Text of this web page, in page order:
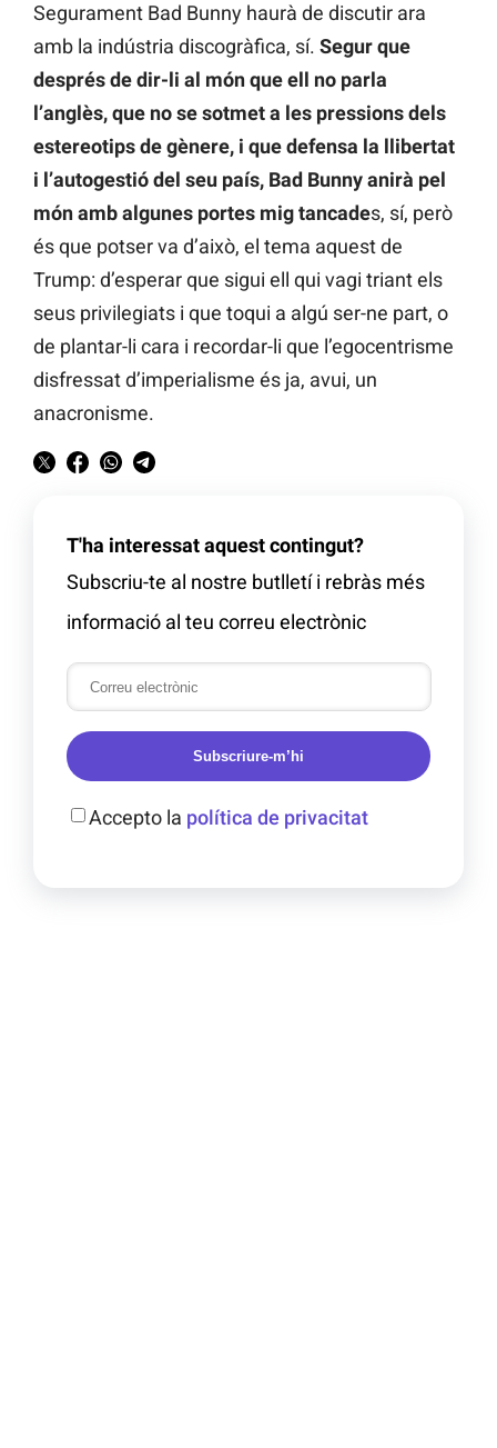
Segurament Bad Bunny haurà de discutir ara
amb la indústria discogràfica, sí. Segur que
després de dir-li al món que ell no parla
l’anglès, que no se sotmet a les pressions dels
estereotips de gènere, i que defensa la llibertat
i l’autogestió del seu país, Bad Bunny anirà pel
món amb algunes portes mig tancades, sí, però
és que potser va d’això, el tema aquest de
Trump: d’esperar que sigui ell qui vagi triant els
seus privilegiats i que toqui a algú ser-ne part, o
de plantar-li cara i recordar-li que l’egocentrisme
disfressat d’imperialisme és ja, avui, un
anacronisme.
T'ha interessat aquest contingut?
Subscriu-te al nostre butlletí i rebràs més
informació al teu correu electrònic
Subscriure-m’hi
Accepto la política de privacitat